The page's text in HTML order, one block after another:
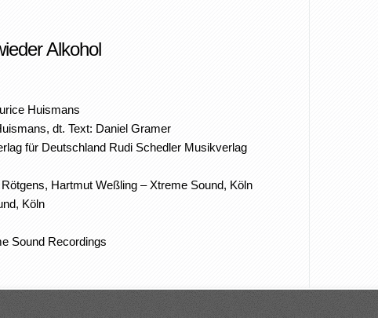
Alkohol
Huismans
dt. Text: Daniel Gramer
für Deutschland Rudi Schedler Musikverlag
Hartmut Weßling – Xtreme Sound, Köln
Köln
Sound Recordings